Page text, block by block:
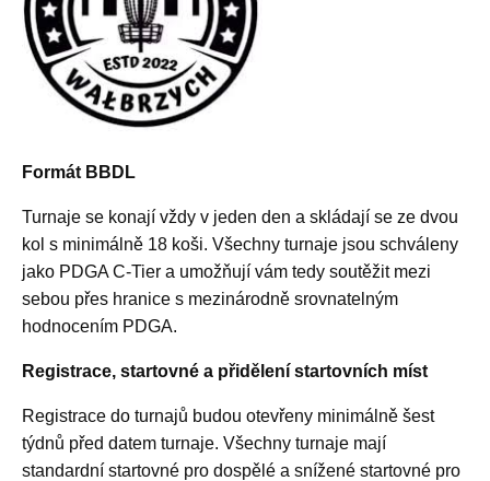
Formát BBDL
Turnaje se konají vždy v jeden den a skládají se ze dvou
kol s minimálně 18 koši. Všechny turnaje jsou schváleny
jako PDGA C-Tier a umožňují vám tedy soutěžit mezi
sebou přes hranice s mezinárodně srovnatelným
hodnocením PDGA.
Registrace, startovné a přidělení startovních míst
Registrace do turnajů budou otevřeny minimálně šest
týdnů před datem turnaje. Všechny turnaje mají
standardní startovné pro dospělé a snížené startovné pro